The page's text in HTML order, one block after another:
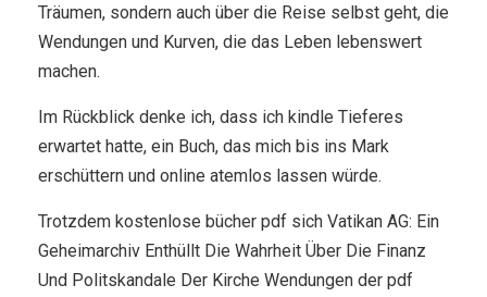
Träumen, sondern auch über die Reise selbst geht, die
Wendungen und Kurven, die das Leben lebenswert
machen.
Im Rückblick denke ich, dass ich kindle Tieferes
erwartet hatte, ein Buch, das mich bis ins Mark
erschüttern und online atemlos lassen würde.
Trotzdem kostenlose bücher pdf sich Vatikan AG: Ein
Geheimarchiv Enthüllt Die Wahrheit Über Die Finanz
Und Politskandale Der Kirche Wendungen der pdf